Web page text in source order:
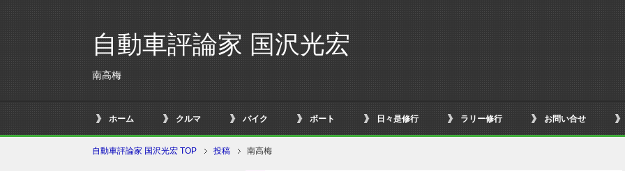
自動車評論家 国沢光宏
南高梅
ホーム クルマ バイク ボート 日々是修行 ラリー修行 お問い合せ
自動車評論家 国沢光宏 TOP 投稿 南高梅